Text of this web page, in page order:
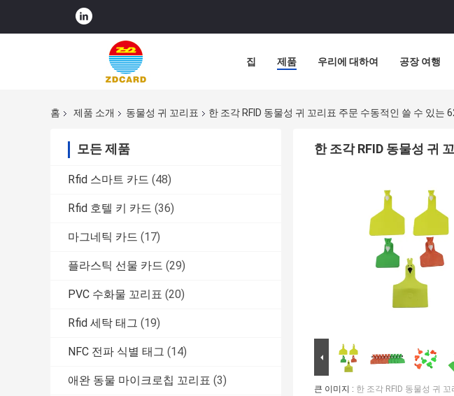
집 제품 우리에 대하여 공장 여행
홈 제품 소개 동물성 귀 꼬리표 한 조각 RFID 동물성 귀 꼬리표 주문 수동적인 쓸 수 있는
모든 제품
Rfid 스마트 카드 (48)
Rfid 호텔 키 카드 (36)
마그네틱 카드 (17)
플라스틱 선물 카드 (29)
PVC 수화물 꼬리표 (20)
Rfid 세탁 태그 (19)
NFC 전파 식별 태그 (14)
애완 동물 마이크로칩 꼬리표 (3)
한 조각 RFID 동물성 귀
큰 이미지 : 한 조각 RFID 동물성 귀